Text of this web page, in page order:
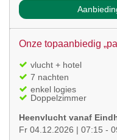
Onze topaanbiedig
vlucht + hotel
7 nachten
enkel logies
Doppelzimmer
Heenvlucht vanaf
Fr 04.12.2026 | 07:15 -